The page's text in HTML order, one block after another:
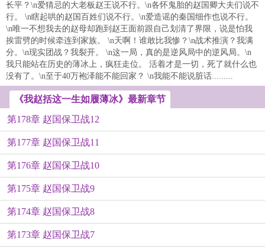
长平？\n爱猜忌的大老板赵王说不行。\n各怀鬼胎的赵国卿大夫们说不
行。 \n瞎起哄的赵国百姓们说不行。\n爱造谣的秦国细作也说不行。
\n唯一不想我去的赵母却跑到赵王面前跟自己划清了界限，说是怕我
挨雷劈的时候牵连到家族。 \n天啊！谁敢比我惨？\n战术推演？我满
分。\n现实团战？我裂开。 \n这一局，真的是逆风局中的逆风局。\n
我只能站在历史的薄冰上，疯狂走位。 活着才是一切，死了就什么也
没有了。\n至于40万袍泽能不能回家？ \n我能不能说脏话.........
《我赵括这一生如履薄冰》最新章节
第178章 赵国保卫战12
第177章 赵国保卫战11
第176章 赵国保卫战10
第175章 赵国保卫战9
第174章 赵国保卫战8
第173章 赵国保卫战7